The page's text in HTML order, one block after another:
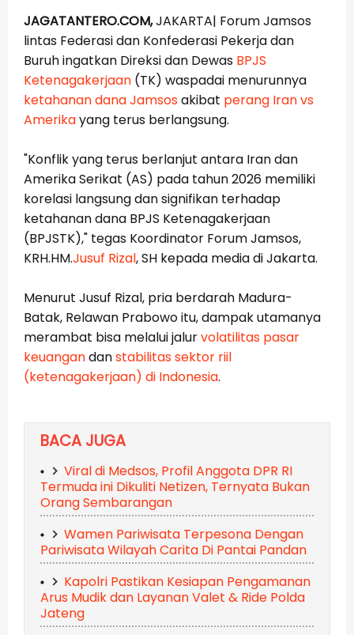
JAGATANTERO.COM,JAKARTA| Forum Jamsos
lintas Federasi dan Konfederasi Pekerja dan
Buruh ingatkan Direksi dan Dewas BPJS
Ketenagakerjaan (TK) waspadai menurunnya
ketahanan dana Jamsosakibat perang Iran vs
Amerikayang terus berlangsung.
"Konflik yang terus berlanjut antara Iran dan
Amerika Serikat (AS) pada tahun 2026 memiliki
korelasi langsung dan signifikan terhadap
ketahanan dana BPJS Ketenagakerjaan
(BPJSTK)," tegas Koordinator Forum Jamsos,
KRH.HM.Jusuf Rizal, SH kepada media di Jakarta.
Menurut Jusuf Rizal, pria berdarah Madura-
Batak, Relawan Prabowo itu, dampak utamanya
merambat bisa melalui jalurvolatilitas pasar
keuangandanstabilitas sektor riil
(ketenagakerjaan) di Indonesia.
BACA JUGA
Viral di Medsos, Profil Anggota DPR RI
Termuda ini Dikuliti Netizen, Ternyata Bukan
Orang Sembarangan
Wamen Pariwisata Terpesona Dengan
Pariwisata Wilayah Carita Di Pantai Pandan
Kapolri Pastikan Kesiapan Pengamanan
Arus Mudik dan Layanan Valet & Ride Polda
Jateng